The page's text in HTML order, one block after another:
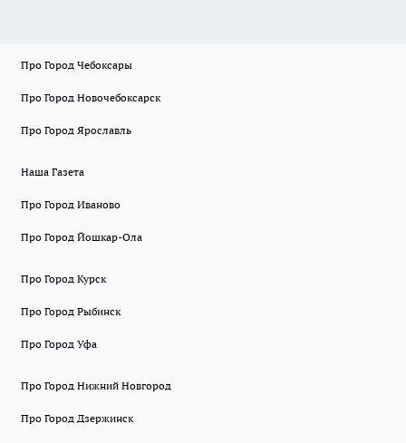
Про Город Чебоксары
Про Город Новочебоксарск
Про Город Ярославль
Наша Газета
Про Город Иваново
Про Город Йошкар-Ола
Про Город Курск
Про Город Рыбинск
Про Город Уфа
Про Город Нижний Новгород
Про Город Дзержинск